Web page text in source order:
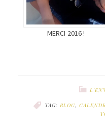
MERCI 2016 !
TAG: BLOG,